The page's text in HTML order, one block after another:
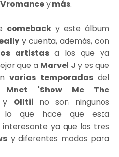
Vromanceymás.
comeback y este álbum
y cuenta, además, con
artistas a los que ya
que a Marvel J y es que
varias temporadasdel
Mnet
'Show Me The
y Olltii no son ningunos
que hace que esta
interesante ya que los tres
y diferentes modos para